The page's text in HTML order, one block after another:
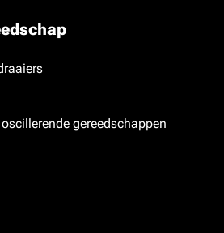
gereedschappen